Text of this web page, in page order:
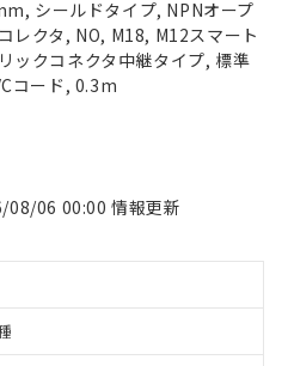
シールドタイプ, NPNオープ
レクタ, NO, M18, M12スマート
ックコネクタ中継タイプ, 標準
コード, 0.3m
08/06 00:00 情報更新